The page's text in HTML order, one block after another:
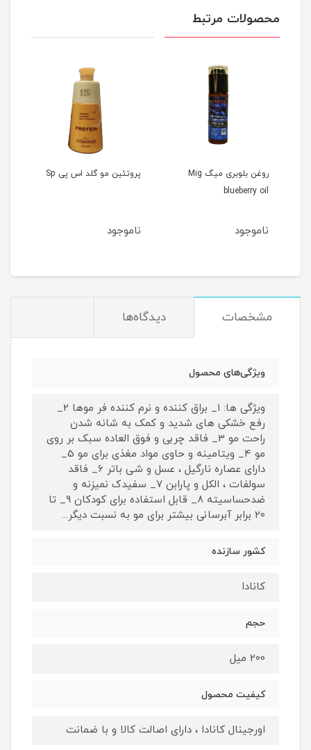
محصولات مرتبط
روغن بلوبری میگ Mig
blueberry oil
ناموجود
پروتئین مو گلد اس پی Sp
ناموجود
مشخصات دیدگاه‌ها
ویژگی‌های محصول
ویژگی ها: 1_ براق کننده و نرم کننده فر موها 2_
رفع خشکی های شدید و کمک به شانه شدن
راحت مو 3_ فاقد چربی و فوق العاده سبک بر روی
مو 4_ ویتامینه و حاوی مواد مغذی برای مو 5_
دارای عصاره نارگیل ، عسل و شی باتر 6_ فاقد
سولفات ، الکل و پارابن 7_ سفیدک نمیزنه و
ضدحساسیته 8_ قابل استفاده برای کودکان 9_ تا
20 برابر آبرسانی بیشتر برای مو به نسبت دیگر...
کشور سازنده
کانادا
حجم
200 میل
کیفیت محصول
اورجینال کانادا ، دارای اصالت کالا و با ضمانت